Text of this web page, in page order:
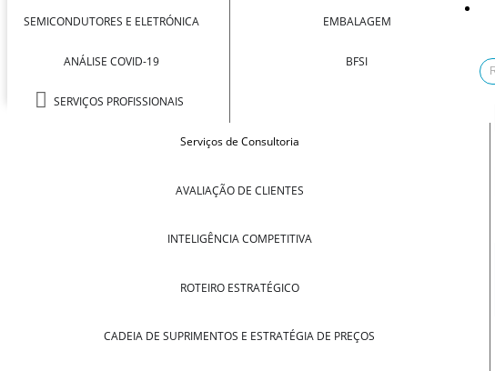
SEMICONDUTORES E ELETRÓNICA
ANÁLISE COVID-19
SERVIÇOS PROFISSIONAIS
EMBALAGEM
BFSI
Serviços de Consultoria
AVALIAÇÃO DE CLIENTES
INTELIGÊNCIA COMPETITIVA
ROTEIRO ESTRATÉGICO
CADEIA DE SUPRIMENTOS E ESTRATÉGIA DE PREÇOS